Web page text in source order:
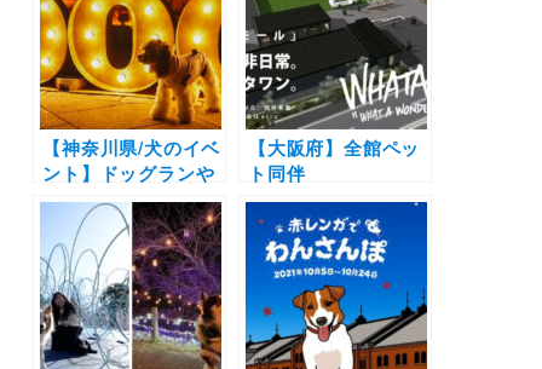
の「田代ロープウェ
ー」周遊コースで紅
葉を満喫しよう
（2021年10月9日～
11月7日）
♪「第7回 富士山わ
んわんマルシェ」
（あさぎりフードパ
ーク）
【神奈川県/犬のイベ
ント】ドッグランや
ドギーマケットも！
愛犬と赤レンガ倉庫
エリアで楽しもう
♪「BAY WALK
MARKET 2022」
（横浜赤レンガ倉
庫）12/9～11日開催
【大阪府】全館ペッ
ト同伴
OK「WHATAWON
」を徹底取材！フー
ドコートもOK？同
伴マナーやルール
は？